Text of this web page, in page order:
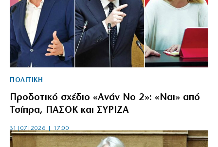
ΠΟΛΙΤΙΚΗ
Προδοτικό σχέδιο «Ανάν Νο 2»: «Ναι» από
Τσίπρα, ΠΑΣΟΚ και ΣΥΡΙΖΑ
31|07|2026 | 17:00